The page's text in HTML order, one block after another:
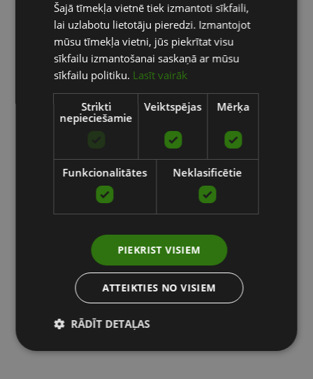
ENGLISH
RUSSIAN
Šajā tīmekļa vietnē tiek izmantoti sīkfaili,
lai uzlabotu lietotāju pieredzi. Izmantojot
mūsu tīmekļa vietni, jūs piekrītat visu
sīkfailu izmantošanai saskaņā ar mūsu
sīkfailu politiku. Lasīt vairāk
Strikti
nepieciešamie
Veiktspējas Mērķa
Funkcionalitātes Neklasificētie
PIEKRIST VISIEM
ATTEIKTIES NO VISIEM
RĀDĪT DETAĻAS